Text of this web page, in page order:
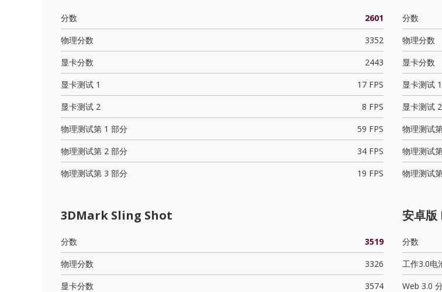
分数
2601
物理分数
3352
显卡分数
2443
显卡测试 1
17 FPS
显卡测试 2
8 FPS
物理测试第 1 部分
59 FPS
物理测试第 2 部分
34 FPS
物理测试第 3 部分
19 FPS
分数
物理分数
显卡分数
显卡测试 1
显卡测试 2
物理测试
物理测试
物理测试
3DMark Sling Shot
分数
3519
物理分数
3326
显卡分数
3574
安卓版
分数
工作3.0电
Web 3.0